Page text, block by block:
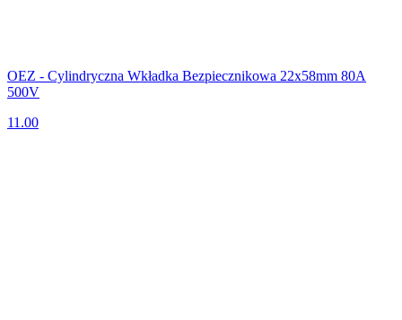
OEZ - Cylindryczna Wkładka Bezpiecznikowa 22x58mm 80A
500V
11.00